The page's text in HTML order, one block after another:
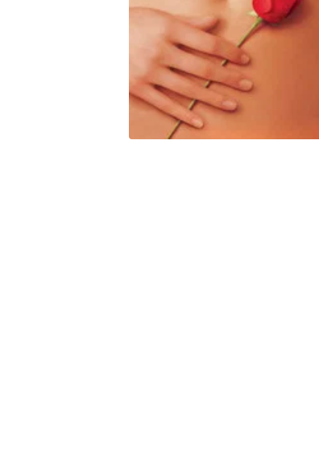
Apple tv+
DC
Peacock